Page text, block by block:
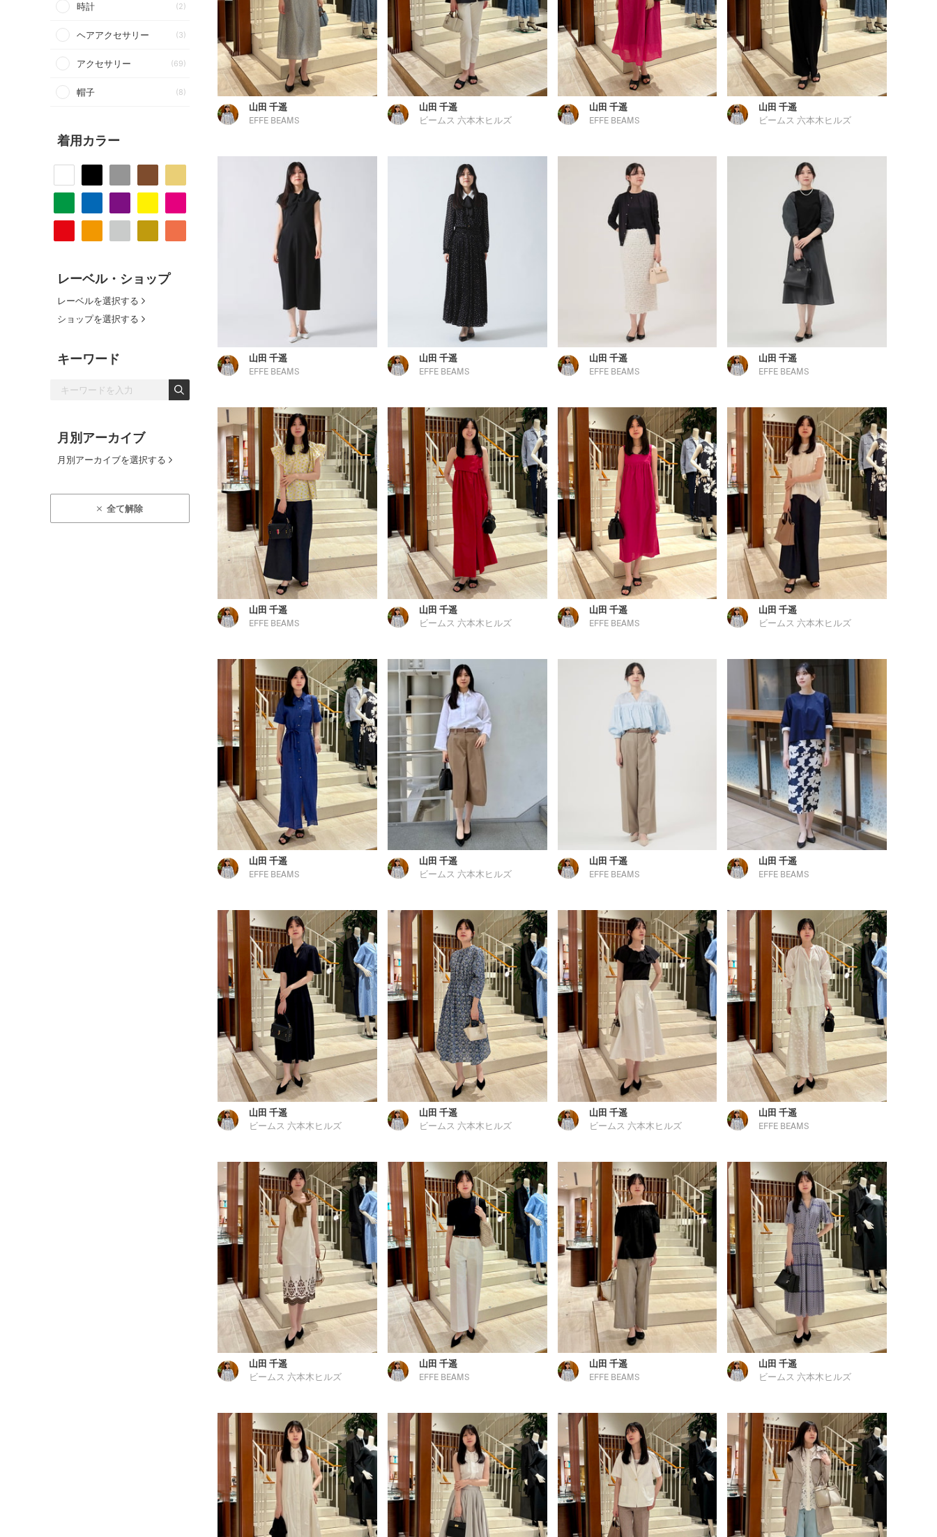
時計 (2)
ヘアアクセサリー (3)
アクセサリー (69)
帽子 (8)
着用カラー
レーベル・ショップ
レーベルを選択する
ショップを選択する
キーワード
月別アーカイブ
月別アーカイブを選択する
全て解除
山田 千遥
EFFE BEAMS
山田 千遥
ビームス 六本木ヒルズ
山田 千遥
EFFE BEAMS
山田 千遥
ビームス 六本木ヒルズ
山田 千遥
EFFE BEAMS
山田 千遥
EFFE BEAMS
山田 千遥
EFFE BEAMS
山田 千遥
EFFE BEAMS
山田 千遥
EFFE BEAMS
山田 千遥
ビームス 六本木ヒルズ
山田 千遥
EFFE BEAMS
山田 千遥
ビームス 六本木ヒルズ
山田 千遥
EFFE BEAMS
山田 千遥
ビームス 六本木ヒルズ
山田 千遥
EFFE BEAMS
山田 千遥
EFFE BEAMS
山田 千遥
ビームス 六本木ヒルズ
山田 千遥
ビームス 六本木ヒルズ
山田 千遥
ビームス 六本木ヒルズ
山田 千遥
EFFE BEAMS
山田 千遥
ビームス 六本木ヒルズ
山田 千遥
EFFE BEAMS
山田 千遥
EFFE BEAMS
山田 千遥
ビームス 六本木ヒルズ